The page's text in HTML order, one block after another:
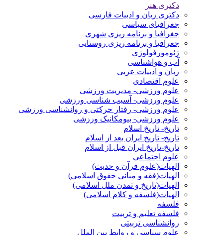
دکتری هنر
دکتری زبان و ادبیات فارسی
جغرافیای سیاسی
جغرافیا و برنامه ریزی شهری
جغرافیا و برنامه ریزی روستایی
ژئومورفولوژی
آب و هواشناسی
زبان و ادبیات عربی
علوم اقتصادی
علوم ورزشی- مدیریت ورزشی
علوم ورزشی- آسیب شناسی ورزشی
علوم ورزشی- رفتار حرکتی و روانشناسی ورزشی
علوم ورزشی- بیومکانیک ورزشی
تاریخ- تاریخ اسلام
تاریخ- تاریخ ایران بعد از اسلام
تاریخ-تاریخ ایران قبل از اسلام
علوم اجتماعی
الهیات(علوم قرآن و حدیث)
الهیات(فقه و مبانی حقوق اسلامی)
الهیات(تاریخ و تمدن ملل اسلامی)
الهیات(فلسفه و کلام اسلامی)
فلسفه
فلسفه تعلیم و تربیت
روانشناسی تربیتی
علوم سیاسی و روابط بین الملل